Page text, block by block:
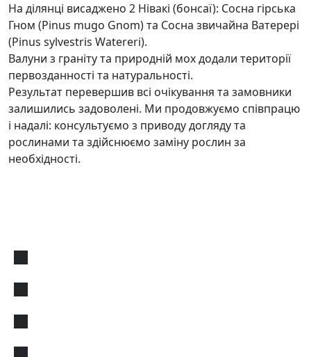
На ділянці висаджено 2 Нівакі (бонсаї): Сосна гірська
Гном (Pinus mugo Gnom) та Сосна звичайна Ватерерi
(Pinus sylvestris Watereri).
Валуни з граніту та природній мох додали території
первозданності та натуральності.
Результат перевершив всі очікування та замовники
залишились задоволені. Ми продовжуємо співпрацю
і надалі: консультуємо з приводу догляду та
рослинами та здійснюємо заміну рослин за
необхідності.